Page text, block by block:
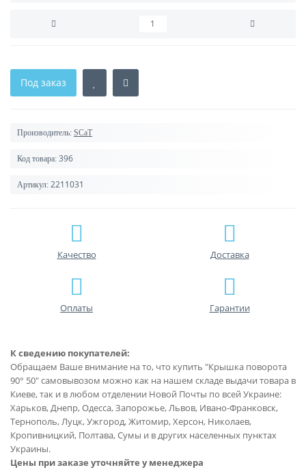
Под заказ
Производитель: SCaT
Код товара: 396
Артикул: 2211031
Качество Доставка
Оплаты Гарантии
К сведению покупателей:
Обращаем Ваше внимание на то, что купить "Крышка поворота
90° 50" самовывозом можно как на нашем складе выдачи товара в
Киеве, так и в любом отделении Новой Почты по всей Украине:
Харьков, Днепр, Одесса, Запорожье, Львов, Ивано-Франковск,
Тернополь, Луцк, Ужгород, Житомир, Херсон, Николаев,
Кропивницкий, Полтава, Сумы и в других населенных пунктах
Украины.
Цены при заказе уточняйте у менеджера